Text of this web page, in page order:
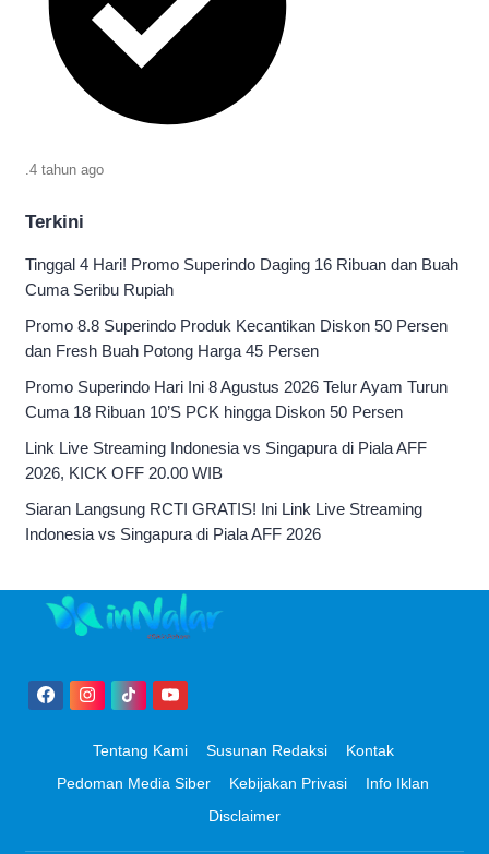
4 tahun ago
Terkini
Tinggal 4 Hari! Promo Superindo Daging 16 Ribuan dan Buah
Cuma Seribu Rupiah
Promo 8.8 Superindo Produk Kecantikan Diskon 50 Persen
dan Fresh Buah Potong Harga 45 Persen
Promo Superindo Hari Ini 8 Agustus 2026 Telur Ayam Turun
Cuma 18 Ribuan 10’S PCK hingga Diskon 50 Persen
Link Live Streaming Indonesia vs Singapura di Piala AFF
2026, KICK OFF 20.00 WIB
Siaran Langsung RCTI GRATIS! Ini Link Live Streaming
Indonesia vs Singapura di Piala AFF 2026
Tentang Kami Susunan Redaksi
Kontak
Pedoman Media Siber
Kebijakan Privasi
Info Iklan
Disclaimer